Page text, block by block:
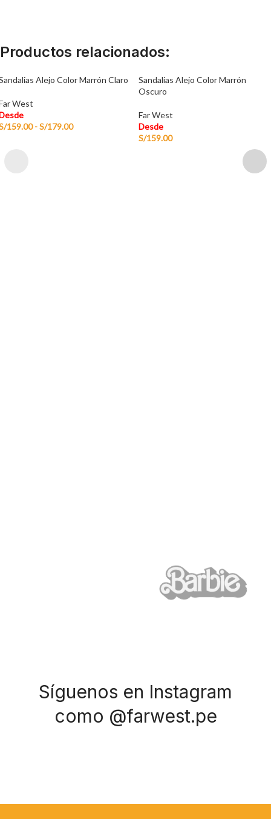
Productos relacionados:
Alejo Color Marrón Claro
West
159.00 - S/179.00
Sandalias Alejo Color Marrón
Oscuro
Far West
Desde
S/159.00
Síguenos en Instagram
como @farwest.pe